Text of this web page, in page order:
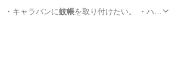
・キャラバンに蚊帳を取り付けたい。 ・ハイ